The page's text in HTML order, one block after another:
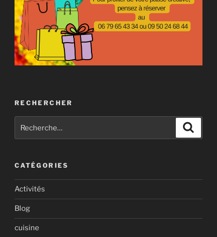
RECHERCHER
pour
CATÉGORIES
Activités
Blog
cuisine